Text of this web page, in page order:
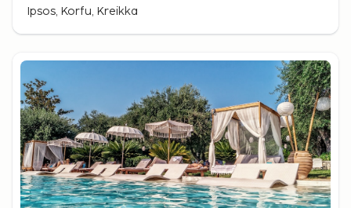
Ipsos, Korfu, Kreikka